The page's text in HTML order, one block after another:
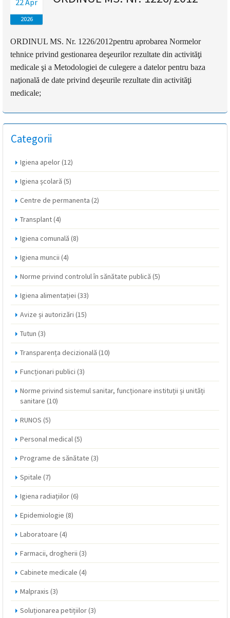
magyar
nyelvű
oldal
fejlesztés
alatt
van
Átiranyítás
román
nyelvű
oldalra
másodpercen
belül.
22 Apr
2026
ORDINUL MS. Nr. 1226/2012pentru aprobarea Normelor
tehnice privind gestionarea deşeurilor rezultate din activităţi
medicale şi a Metodologiei de culegere a datelor pentru baza
naţională de date privind deşeurile rezultate din activităţi
medicale;
Categorii
Igiena apelor(12)
Igiena școlară (5)
Centre de permanenta (2)
Transplant(4)
Igiena comunală (8)
Igiena muncii (4)
Norme privind controlul în sănătate publică (5)
Igiena alimentației (33)
Avize și autorizări (15)
Tutun (3)
Transparența decizională (10)
Funcționari publici (3)
Norme privind sistemul sanitar, funcționare instituții și unități
sanitare (10)
RUNOS (5)
Personal medical(5)
Programe de sănătate (3)
Spitale (7)
Igiena radiațiilor(6)
Epidemiologie (8)
Laboratoare (4)
Farmacii, drogherii (3)
Cabinete medicale (4)
Malpraxis (3)
Soluționarea petițiilor(3)